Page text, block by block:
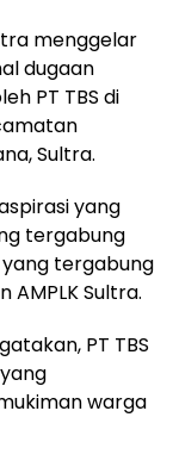
menggelar
dugaan
PT TBS di
Sultra.
yang
tergabung
yang tergabung
AMPLK Sultra.
PT TBS
warga